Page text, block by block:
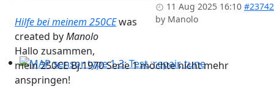
MAP sensor type 1-3: Test, repair, tune
11 Aug 2025 16:10 #23742
by Manolo
Hilfe bei meinem 250CEwas
created byManolo
Hallo zusammen,
mein 250CE Bj.1970 Serie 1 möchte nicht mehr
anspringen!